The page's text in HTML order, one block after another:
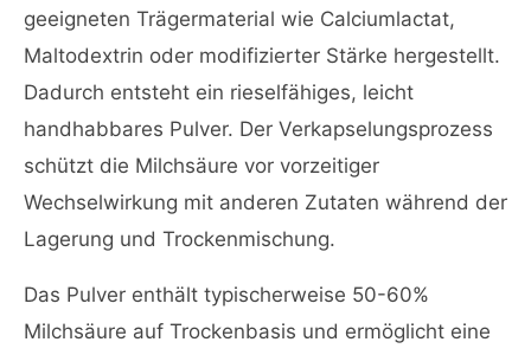
geeigneten Trägermaterial wie Calciumlactat,
Maltodextrin oder modifizierter Stärke hergestellt.
Dadurch entsteht ein rieselfähiges, leicht
handhabbares Pulver. Der Verkapselungsprozess
schützt die Milchsäure vor vorzeitiger
Wechselwirkung mit anderen Zutaten während der
Lagerung und Trockenmischung.
Das Pulver enthält typischerweise 50-60%
Milchsäure auf Trockenbasis und ermöglicht eine